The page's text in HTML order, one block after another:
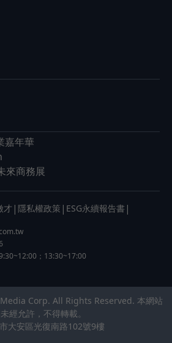
嘉年華
來商務展
才 | 隱私權政策 | ESG永續報告書 |
；13:30~17:00
Corp. All Rights Reserved. 本網站
經允許，不得轉載。
大安區光復南路102號9樓